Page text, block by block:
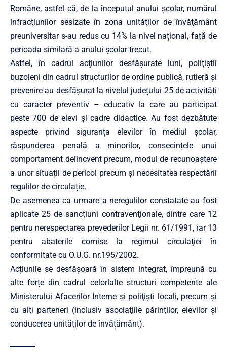
Române, astfel că, de la începutul anului școlar, numărul
infracţiunilor sesizate în zona unităţilor de învăţământ
preuniversitar s-au redus cu 14% la nivel național, faţă de
perioada similară a anului școlar trecut.
Astfel, în cadrul acţiunilor desfăşurate luni, poliţiştii
buzoieni din cadrul structurilor de ordine publică, rutieră și
prevenire au desfășurat la nivelul județului 25 de activități
cu caracter preventiv – educativ la care au participat
peste 700 de elevi și cadre didactice. Au fost dezbătute
aspecte privind siguranța elevilor în mediul școlar,
răspunderea penală a minorilor, consecințele unui
comportament delincvent precum, modul de recunoaștere
a unor situații de pericol precum și necesitatea respectării
regulilor de circulație.
De asemenea ca urmare a neregulilor constatate au fost
aplicate 25 de sancţiuni contravenţionale, dintre care 12
pentru nerespectarea prevederilor Legii nr. 61/1991, iar 13
pentru abaterile comise la regimul circulaţiei în
conformitate cu O.U.G. nr.195/2002.
Acțiunile se desfășoară în sistem integrat, împreună cu
alte forțe din cadrul celorlalte structuri competente ale
Ministerului Afacerilor Interne şi poliţişti locali, precum şi
cu alţi parteneri (inclusiv asociaţiile părinţilor, elevilor şi
conducerea unităţilor de învăţământ).